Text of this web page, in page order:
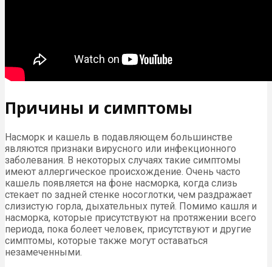
Причины и симптомы
Насморк и кашель в подавляющем большинстве
являются признаки вирусного или инфекционного
заболевания. В некоторых случаях такие симптомы
имеют аллергическое происхождение. Очень часто
кашель появляется на фоне насморка, когда слизь
стекает по задней стенке носоглотки, чем раздражает
слизистую горла, дыхательных путей. Помимо кашля и
насморка, которые присутствуют на протяжении всего
периода, пока болеет человек, присутствуют и другие
симптомы, которые также могут оставаться
незамеченными.